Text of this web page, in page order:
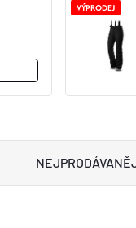
VÝPRODEJ